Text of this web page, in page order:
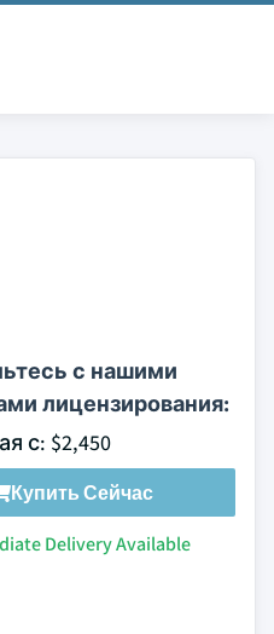
с нашими
лицензирования:
с: $2,450
Купить Сейчас
Delivery Available